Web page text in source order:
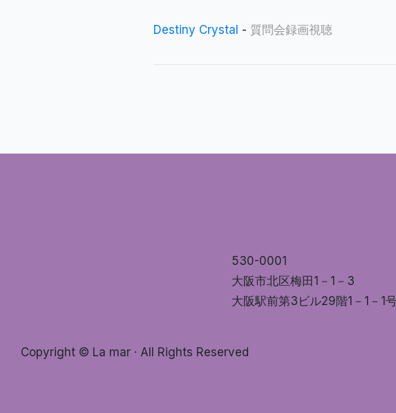
Destiny Crystal - 質問会録画視聴
530-0001
大阪市北区梅田1－1－3
大阪駅前第3ビル29階1－1－1
Copyright © La mar · All Rights Reserved